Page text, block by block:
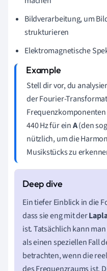
Bildverarbeitung, um
strukturieren
Elektromagnetische
Stell dir vor, du
der Fourier-
440 Hz für einA(den
nützlich, um die
Musikstücks zu
Ein tiefer Einblick in die
dass sie eng mit der
ist. Tatsächlich kann
als einen speziellen Fall
betrachten, wenn die
des Frequenzraums ist.